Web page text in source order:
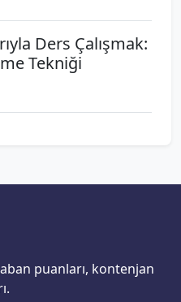
Ders Çalışmak:
Tekniği
puanları, kontenjan